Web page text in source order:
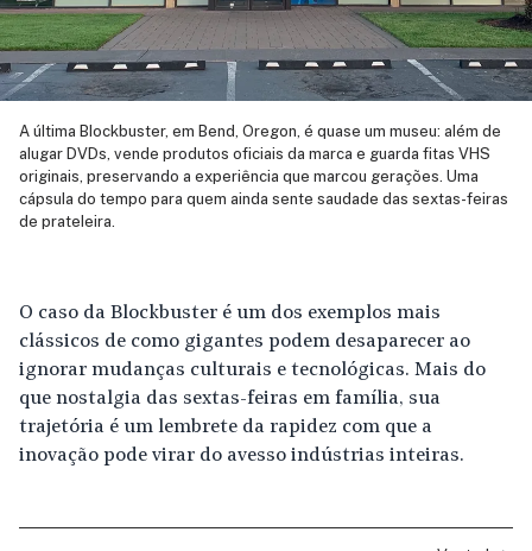
A última Blockbuster, em Bend, Oregon, é quase um museu: além de
alugar DVDs, vende produtos oficiais da marca e guarda fitas VHS
originais, preservando a experiência que marcou gerações. Uma
cápsula do tempo para quem ainda sente saudade das sextas-feiras
de prateleira.
O caso da Blockbuster é um dos exemplos mais
clássicos de como gigantes podem desaparecer ao
ignorar mudanças culturais e tecnológicas. Mais do
que nostalgia das sextas-feiras em família, sua
trajetória é um lembrete da rapidez com que a
inovação pode virar do avesso indústrias inteiras.